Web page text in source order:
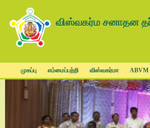
விஸ்வகர்ம சனாதன
முகப்பு எம்மைப்பற்றி விஸ்வகர்மா ABVM